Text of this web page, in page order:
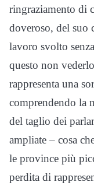
ringraziamento di
doveroso, del suo
lavoro svolto
questo non
rappresenta una
comprendendo la
del taglio dei
ampliate – cosa
le province più
perdita di